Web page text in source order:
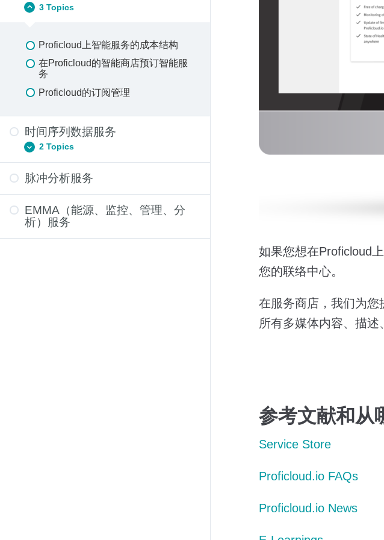
3 Topics
Proficloud上智能服务的成本结构
在Proficloud的智能商店预订智能服
务
Proficloud的订阅管理
时间序列数据服务
2 Topics
时间序列数据服务中使用默认仪表板
使用时间序列数据服务中的警报功能
脉冲分析服务
EMMA（能源、监控、管理、分
析）服务
如果您想在Proficloud
您的联络中心。
在服务商店，我们为
所有多媒体内容、描述
参考文献和从
Service Store
Proficloud.io FAQs
Proficloud.io News